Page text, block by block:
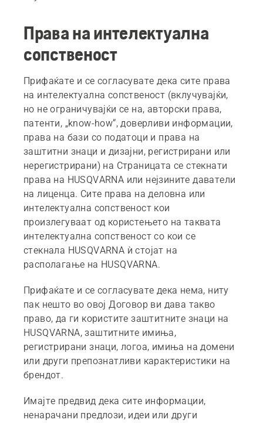
Права на интелектуална
сопственост
Прифаќате и се согласувате дека сите права
на интелектуална сопственост (вклучувајќи,
но не ограничувајќи се на, авторски права,
патенти, „know-how“, доверливи информации,
права на бази со податоци и права на
заштитни знаци и дизајни, регистрирани или
нерегистрирани) на Страницата се стекнати
права на HUSQVARNA или нејзините даватели
на лиценца. Сите права на деловна или
интелектуална сопственост кои
произлегуваат од користењето на таквата
интелектуална сопственост со кои се
стекнала HUSQVARNA ѝ стојат на
располагање на HUSQVARNA.
Прифаќате и се согласувате дека нема, ниту
пак нешто во овој Договор ви дава такво
право, да ги користите заштитните знаци на
HUSQVARNA, заштитните имиња,
регистрирани знаци, логоа, имиња на домени
или други препознатливи карактеристики на
брендот.
Имајте предвид дека сите информации,
ненарачани предлози, идеи или други